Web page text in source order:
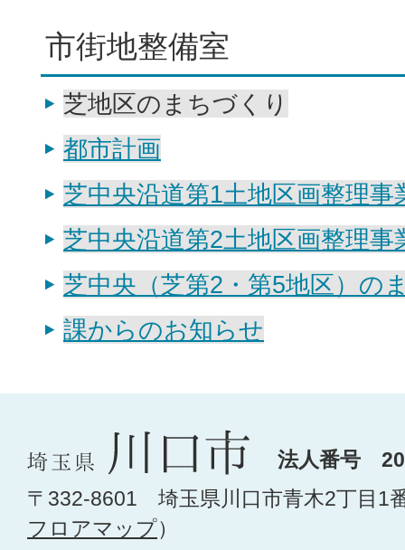
市街地整備室
芝地区のまちづくり
都市計画
芝中央沿道第1土地区画整理事
芝中央沿道第2土地区画整理事
芝中央（芝第2・第5地区）の
課からのお知らせ
法人番号
〒332-8601 埼玉県川口市青木2丁目1
フロアマップ）